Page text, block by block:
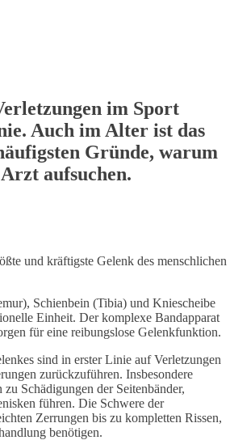
im Sport
Auch im Alter ist das
Gründe, warum
aufsuchen.
und kräftigste Gelenk des menschlichen
Schienbein (Tibia) und Kniescheibe
Einheit. Der komplexe Bandapparat
für eine reibungslose Gelenkfunktion.
sind in erster Linie auf Verletzungen
zurückzuführen. Insbesondere
Schädigungen der Seitenbänder,
führen. Die Schwere der
Zerrungen bis zu kompletten Rissen,
benötigen.